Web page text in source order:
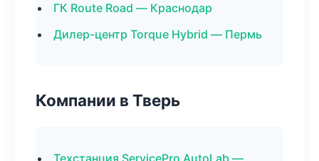
ГК Route Road — Краснодар
Дилер-центр Torque Hybrid — Пермь
Компании в Тверь
Техстанция ServicePro AutoLab —